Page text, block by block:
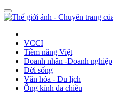
VCCI
Tiềm năng Việt
Doanh nhân -Doanh nghiệp
Đời sống
Văn hóa - Du lịch
Ống kính đa chiều